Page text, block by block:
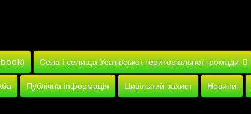
Села і селища Усатівської територіальної громади
Публічна інформація Цивільний захист Новини